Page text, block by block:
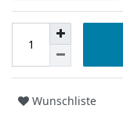
Wunschliste